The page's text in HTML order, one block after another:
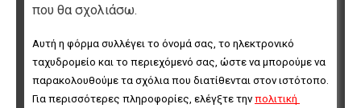
που θα σχολιάσω.
Αυτή η φόρμα συλλέγει το όνομά σας, το ηλεκτρονικό
ταχυδρομείο και το περιεχόμενό σας, ώστε να μπορούμε να
παρακολουθούμε τα σχόλια που διατίθενται στον ιστότοπο.
Για περισσότερες πληροφορίες, ελέγξτε την πολιτική